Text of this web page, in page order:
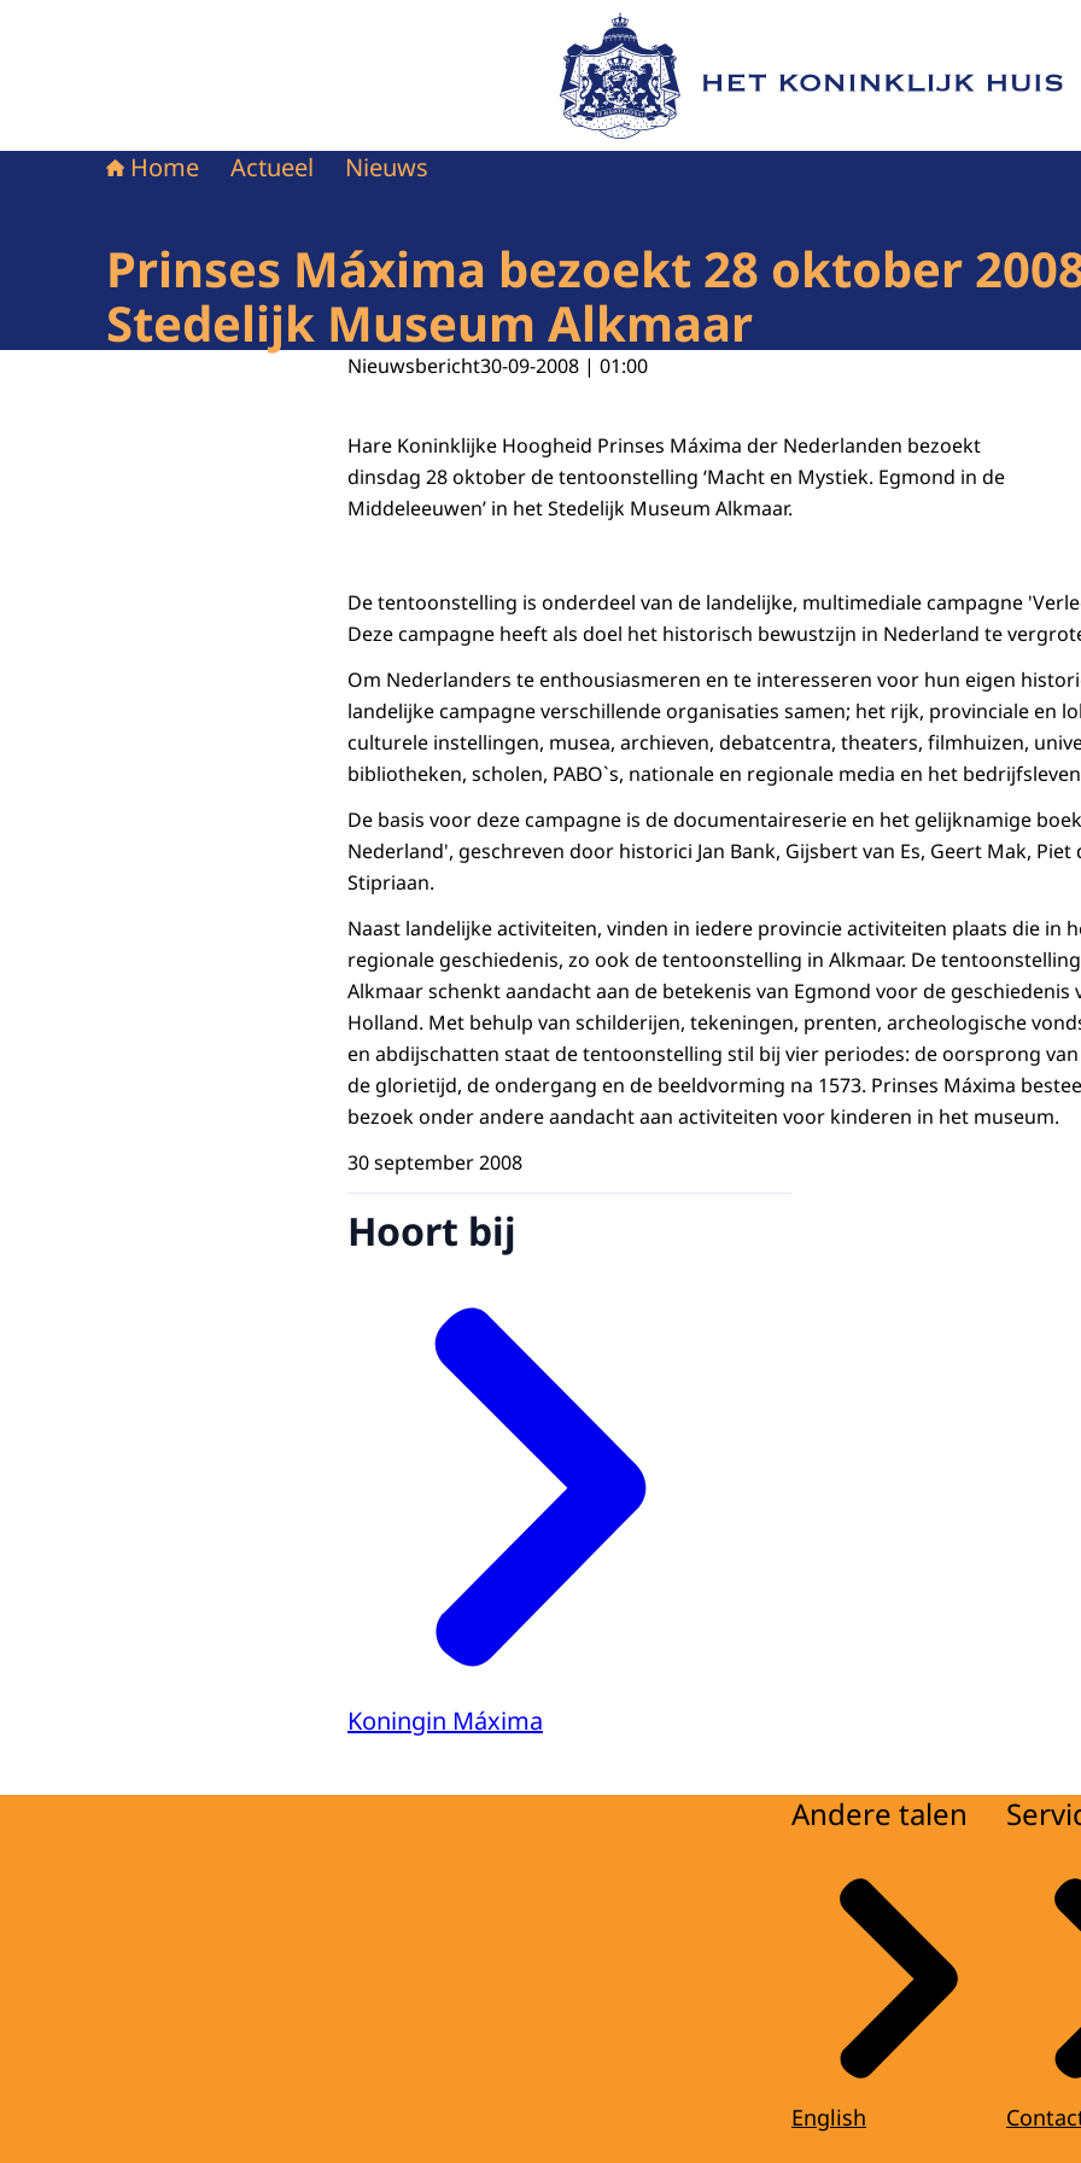
Naar de homepage van Het Koninklijk Huis
Home Actueel Nieuws
Prinses Máxima bezoekt 28 oktober
Stedelijk Museum Alkmaar
Nieuwsbericht30-09-2008 | 01:00
Hare Koninklijke Hoogheid Prinses Máxima der Nederlanden bezoekt
dinsdag 28 oktober de tentoonstelling ‘Macht en Mystiek. Egmond in de
Middeleeuwen’ in het Stedelijk Museum Alkmaar.
De tentoonstelling is onderdeel van de landelijke, multimediale campagne
Deze campagne heeft als doel het historisch bewustzijn in Nederland te
Om Nederlanders te enthousiasmeren en te interesseren voor hun eigen
landelijke campagne verschillende organisaties samen; het rijk, provinciale en
culturele instellingen, musea, archieven, debatcentra, theaters, filmhuizen,
bibliotheken, scholen, PABO`s, nationale en regionale media en het
De basis voor deze campagne is de documentaireserie en het gelijknamige
Nederland', geschreven door historici Jan Bank, Gijsbert van Es, Geert Mak, Piet
Stipriaan.
Naast landelijke activiteiten, vinden in iedere provincie activiteiten plaats die in
regionale geschiedenis, zo ook de tentoonstelling in Alkmaar. De
Alkmaar schenkt aandacht aan de betekenis van Egmond voor de geschiedenis
Holland. Met behulp van schilderijen, tekeningen, prenten, archeologische
en abdijschatten staat de tentoonstelling stil bij vier periodes: de oorsprong
de glorietijd, de ondergang en de beeldvorming na 1573. Prinses Máxima
bezoek onder andere aandacht aan activiteiten voor kinderen in het museum.
30 september 2008
Hoort bij
Koningin Máxima
Andere talen
English